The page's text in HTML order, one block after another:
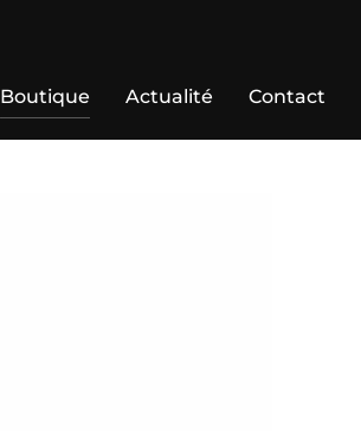
Boutique Actualité Contact